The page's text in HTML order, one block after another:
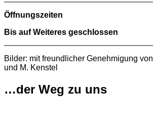
Öffnungszeiten
Bis auf Weiteres geschlossen
Bilder: mit freundlicher Genehmigung von
und M. Kenstel
…der Weg zu uns